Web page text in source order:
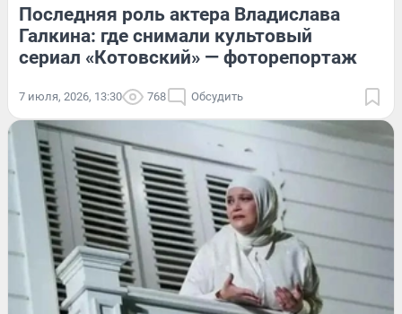
Последняя роль актера Владислава
Галкина: где снимали культовый
сериал «Котовский» — фоторепортаж
7 июля, 2026, 13:30 768 Обсудить